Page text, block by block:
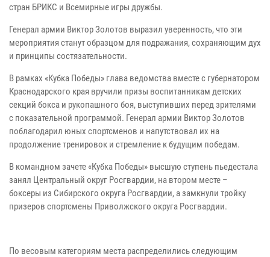
стран БРИКС и Всемирные игры дружбы.
Генерал армии Виктор Золотов выразил уверенность, что эти
мероприятия станут образцом для подражания, сохраняющим дух
и принципы состязательности.
В рамках «Кубка Победы» глава ведомства вместе с губернатором
Краснодарского края вручили призы воспитанникам детских
секций бокса и рукопашного боя, выступивших перед зрителями
с показательной программой. Генерал армии Виктор Золотов
поблагодарил юных спортсменов и напутствовал их на
продолжение тренировок и стремление к будущим победам.
В командном зачете «Кубка Победы» высшую ступень пьедестала
занял Центральный округ Росгвардии, на втором месте –
боксеры из Сибирского округа Росгвардии, а замкнули тройку
призеров спортсмены Приволжского округа Росгвардии.
По весовым категориям места распределились следующим